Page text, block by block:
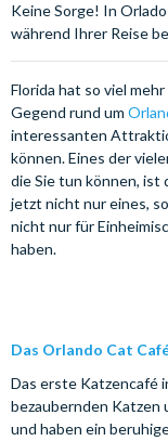
Keine Sorge! In
während Ihrer Reise
Florida hat so viel
Gegend rund um
interessanten
können. Eines der
die Sie tun können, ist
jetzt nicht nur eines,
nicht nur für
haben.
Das Orlando Cat
Das erste Katzencafé
bezaubernden Katzen
und haben ein